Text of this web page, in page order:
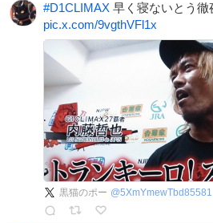
#D1CLIMAX 早く寝ないとう
pic.x.com/9vgthVFl1x
黒猫のポー @5XmYmewTbd85581